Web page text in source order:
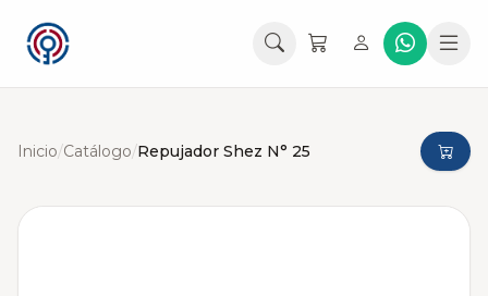
Inicio/Catálogo/Repujador Shez N° 25